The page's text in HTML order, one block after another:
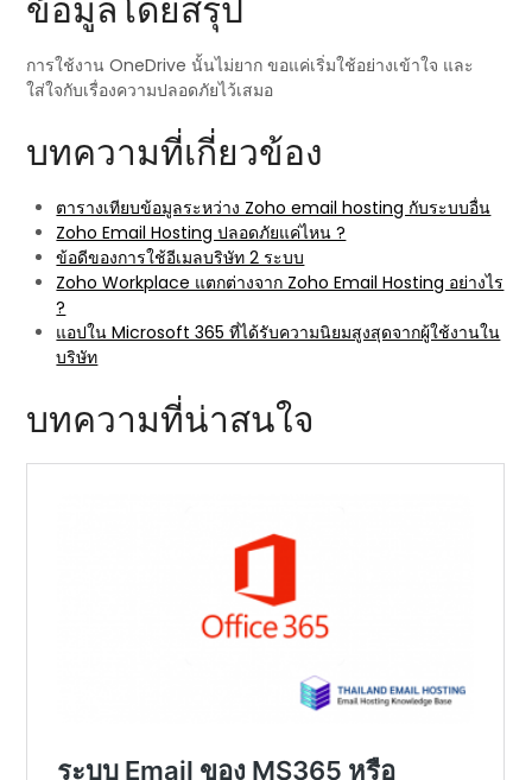
ข้อมูลโดยสรุป
การใช้งาน OneDrive นั้นไม่ยาก ขอแค่เริ่มใช้อย่างเข้าใจ และ
ใส่ใจกับเรื่องความปลอดภัยไว้เสมอ
บทความที่เกี่ยวข้อง
ตารางเทียบข้อมูลระหว่าง Zoho email hosting กับระบบอื่น
Zoho Email Hosting ปลอดภัยแค่ไหน ?
ข้อดีของการใช้อีเมลบริษัท 2 ระบบ
Zoho Workplace แตกต่างจาก Zoho Email Hosting อย่างไร
?
แอปใน Microsoft 365 ที่ได้รับความนิยมสูงสุดจากผู้ใช้งานใน
บริษัท
บทความที่น่าสนใจ